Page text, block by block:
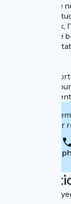
Mais l'aventure
dans une
le canoë-
Fun Archery, le
course
Le Camping
accueillants
instant une
Cet
leur site pour
Route de la